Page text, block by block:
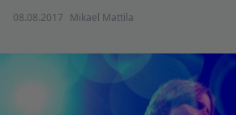
08.08.2017 Mikael Mattila